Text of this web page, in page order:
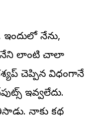
ఇందులో నేను,
లాంటి చాలా
చెప్పిన విధంగానే
ఇవ్వలేదు.
నాకు కథ